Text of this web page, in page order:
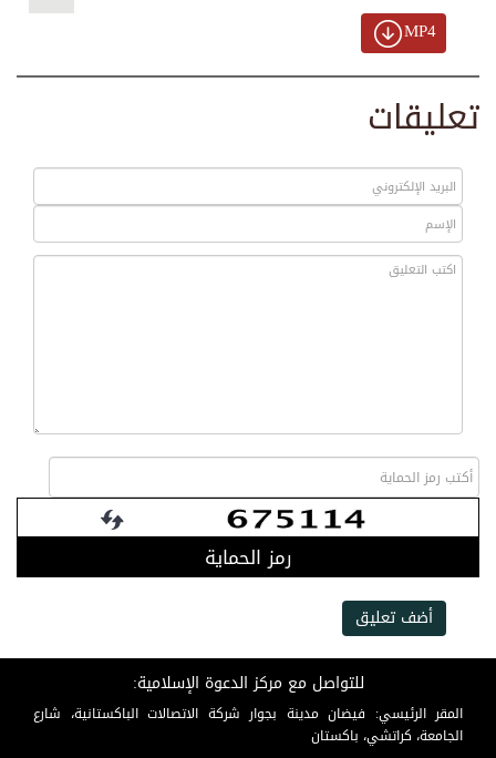
MP4
تعليقات
رمز الحماية
أضف تعليق
للتواصل مع مركز الدعوة الإسلامية:
المقر الرئيسي: فيضان مدينة بجوار شركة الاتصالات الباكستانية، شارع
الجامعة، كراتشي، باكستان